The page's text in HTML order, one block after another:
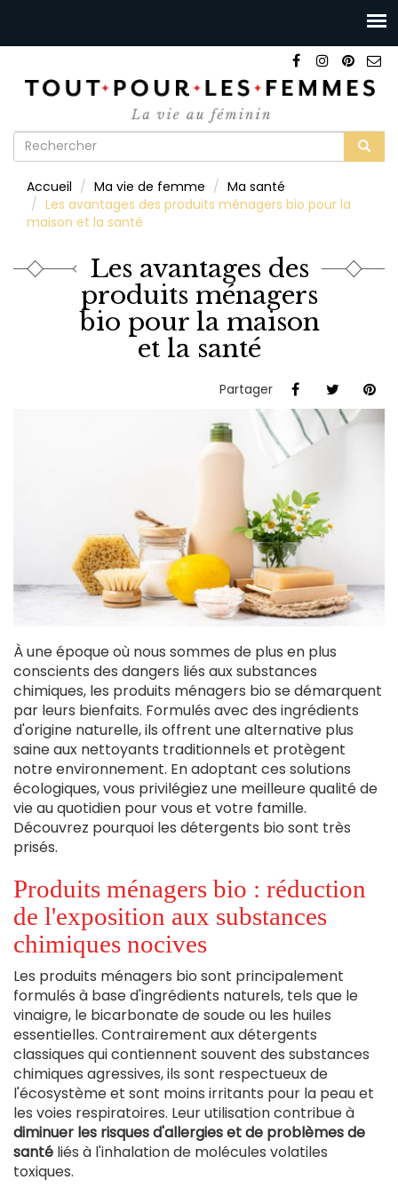
Formulaire
recherche
Accueil Ma vie de femme
Ma santé
Les avantages des produits ménagers bio pour la
maison et la santé
Les avantages des
produits ménagers
bio pour la maison
et la santé
Partager
À une époque où nous sommes de plus en plus
conscients des dangers liés aux substances
chimiques, les produits ménagers bio se démarquent
par leurs bienfaits. Formulés avec des ingrédients
d'origine naturelle, ils offrent une alternative plus
saine aux nettoyants traditionnels et protègent
notre environnement. En adoptant ces solutions
écologiques, vous privilégiez une meilleure qualité de
vie au quotidien pour vous et votre famille.
Découvrez pourquoi les détergents bio sont très
prisés.
Produits ménagers bio : réduction
de l'exposition aux substances
chimiques nocives
Les produits ménagers bio sont principalement
formulés à base d'ingrédients naturels, tels que le
vinaigre, le bicarbonate de soude ou les huiles
essentielles. Contrairement aux détergents
classiques qui contiennent souvent des substances
chimiques agressives, ils sont respectueux de
l'écosystème et sont moins irritants pour la peau et
les voies respiratoires. Leur utilisation contribue à
diminuer les risques d'allergies et de problèmes de
santé liés à l'inhalation de molécules volatiles
toxiques.